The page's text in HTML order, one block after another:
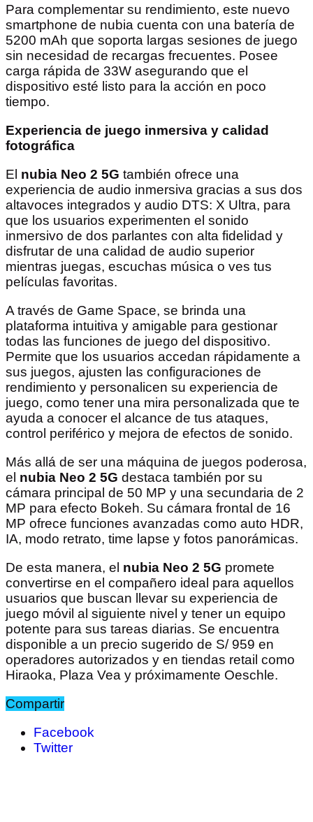
Para complementar su rendimiento, este nuevo
smartphone de nubia cuenta con una batería de
5200 mAh que soporta largas sesiones de juego
sin necesidad de recargas frecuentes. Posee
carga rápida de 33W asegurando que el
dispositivo esté listo para la acción en poco
tiempo.
Experiencia de juego inmersiva y calidad
fotográfica
El nubia Neo 2 5G también ofrece una
experiencia de audio inmersiva gracias a sus dos
altavoces integrados y audio DTS: X Ultra, para
que los usuarios experimenten el sonido
inmersivo de dos parlantes con alta fidelidad y
disfrutar de una calidad de audio superior
mientras juegas, escuchas música o ves tus
películas favoritas.
A través de Game Space, se brinda una
plataforma intuitiva y amigable para gestionar
todas las funciones de juego del dispositivo.
Permite que los usuarios accedan rápidamente a
sus juegos, ajusten las configuraciones de
rendimiento y personalicen su experiencia de
juego, como tener una mira personalizada que te
ayuda a conocer el alcance de tus ataques,
control periférico y mejora de efectos de sonido.
Más allá de ser una máquina de juegos poderosa,
el nubia Neo 2 5G destaca también por su
cámara principal de 50 MP y una secundaria de 2
MP para efecto Bokeh. Su cámara frontal de 16
MP ofrece funciones avanzadas como auto HDR,
IA, modo retrato, time lapse y fotos panorámicas.
De esta manera, el nubia Neo 2 5G promete
convertirse en el compañero ideal para aquellos
usuarios que buscan llevar su experiencia de
juego móvil al siguiente nivel y tener un equipo
potente para sus tareas diarias. Se encuentra
disponible a un precio sugerido de S/ 959 en
operadores autorizados y en tiendas retail como
Hiraoka, Plaza Vea y próximamente Oeschle.
Compartir
Facebook
Twitter